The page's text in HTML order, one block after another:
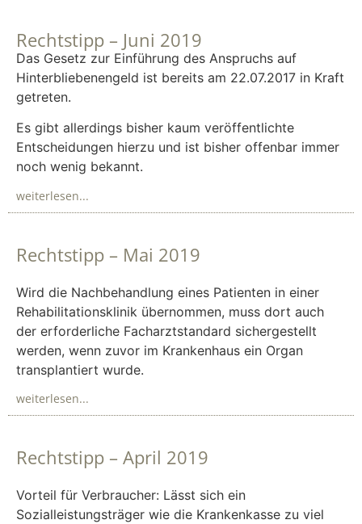
Rechtstipp – Juni 2019
Das Gesetz zur Einführung des Anspruchs auf
Hinterbliebenengeld ist bereits am 22.07.2017 in Kraft
getreten.
Es gibt allerdings bisher kaum veröffentlichte
Entscheidungen hierzu und ist bisher offenbar immer
noch wenig bekannt.
weiterlesen...
Rechtstipp – Mai 2019
Wird die Nachbehandlung eines Patienten in einer
Rehabilitationsklinik übernommen, muss dort auch
der erforderliche Facharztstandard sichergestellt
werden, wenn zuvor im Krankenhaus ein Organ
transplantiert wurde.
weiterlesen...
Rechtstipp – April 2019
Vorteil für Verbraucher: Lässt sich ein
Sozialleistungsträger wie die Krankenkasse zu viel